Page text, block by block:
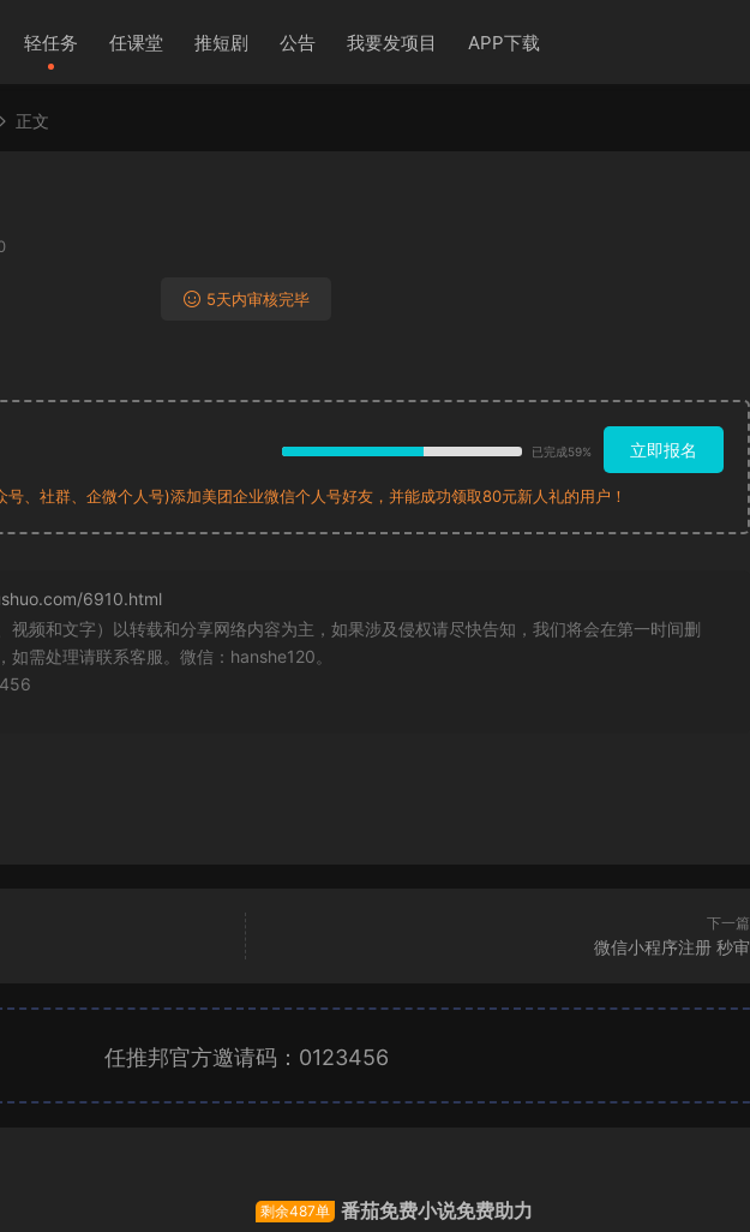
轻任务 任课堂 推短剧 公告 我要发项目 APP下载
正文
5天内审核完毕
已完成59% 立即报名
、社群、企微个人号)添加美团企业微信个人号好友，并能成功领取80元新人礼的用户！
6910.html
视频和文字）以转载和分享网络内容为主，如果涉及侵权请尽快告知，我们将会在第一时间删
如需处理请联系客服。微信：hanshe120。
下一篇
微信小程序注册 秒审
任推邦官方邀请码：0123456
剩余487单 番茄免费小说免费助力